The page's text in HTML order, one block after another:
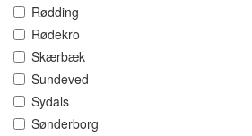
Rødding
Rødekro
Skærbæk
Sundeved
Sydals
Sønderborg